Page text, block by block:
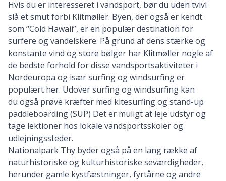
Hvis du er interesseret i vandsport, bør du uden tvivl
slå et smut forbi Klitmøller. Byen, der også er kendt
som “Cold Hawaii”, er en populær destination for
surfere og vandelskere. På grund af dens stærke og
konstante vind og store bølger har Klitmøller nogle af
de bedste forhold for disse vandsportsaktiviteter i
Nordeuropa og især surfing og windsurfing er
populært her. Udover surfing og windsurfing kan
du også prøve kræfter med kitesurfing og stand-up
paddleboarding (SUP) Det er muligt at leje udstyr og
tage lektioner hos lokale vandsportsskoler og
udlejningssteder.
Nationalpark Thy byder også på en lang række af
naturhistoriske og kulturhistoriske seværdigheder,
herunder gamle kystfæstninger, fyrtårne og andre